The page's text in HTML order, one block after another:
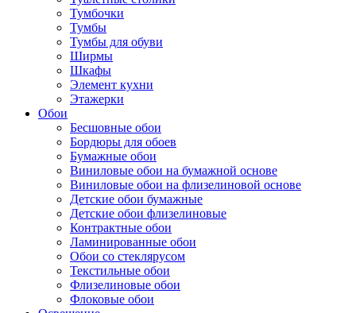
Тумбочки
Тумбы
Тумбы для обуви
Ширмы
Шкафы
Элемент кухни
Этажерки
Обои
Бесшовные обои
Бордюры для обоев
Бумажные обои
Виниловые обои на бумажной основе
Виниловые обои на флизелиновой основе
Детские обои бумажные
Детские обои флизелиновые
Контрактные обои
Ламинированные обои
Обои со стеклярусом
Текстильные обои
Флизелиновые обои
Флоковые обои